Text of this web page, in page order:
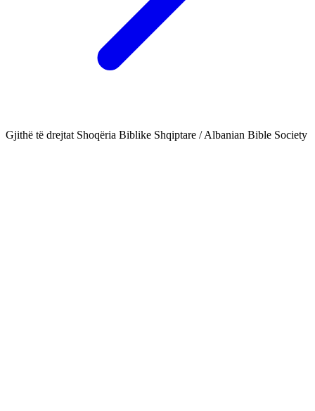
Gjithë të drejtat Shoqëria Biblike Shqiptare / Albanian Bible Society